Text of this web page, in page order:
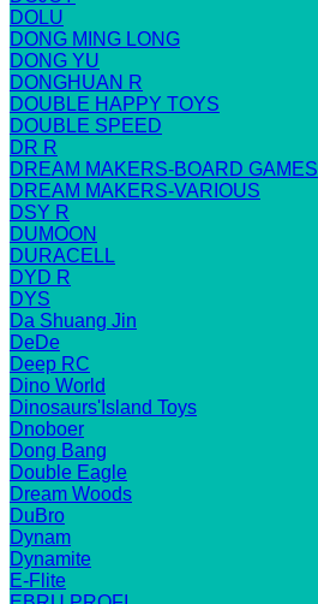
DOLU
DONG MING LONG
DONG YU
DONGHUAN R
DOUBLE HAPPY TOYS
DOUBLE SPEED
DR R
DREAM MAKERS-BOARD GAMES
DREAM MAKERS-VARIOUS
DSY R
DUMOON
DURACELL
DYD R
DYS
Da Shuang Jin
DeDe
Deep RC
Dino World
Dinosaurs'Island Toys
Dnoboer
Dong Bang
Double Eagle
Dream Woods
DuBro
Dynam
Dynamite
E-Flite